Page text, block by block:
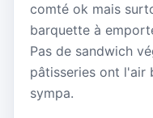
comté ok mais
barquette à
Pas de sandwich
pâtisseries ont l'air
sympa.